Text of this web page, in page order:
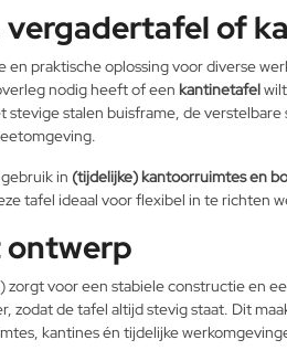
vergadertafel of
praktische oplossing voor diverse
nodig heeft of een kantinetafel
stalen buisframe, de
in (tijdelijke) kantoorruimtes en
tafel ideaal voor flexibel in te richten
ontwerp
zorgt voor een stabiele constructie en
zodat de tafel altijd stevig staat. Dit
kantines én tijdelijke